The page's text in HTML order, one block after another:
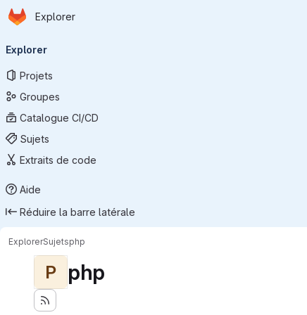
Passer au contenu principal
Page d'accueil
Explorer
principale
Explorer
Projets
Groupes
Catalogue CI/CD
Sujets
Extraits de code
Aide
Réduire la barre latérale
ExplorerSujetsphp
P php